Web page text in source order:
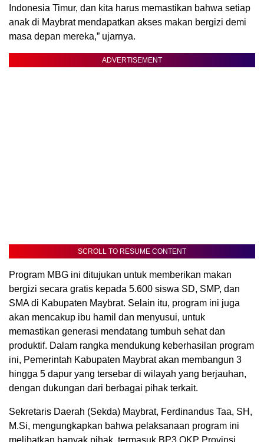
Indonesia Timur, dan kita harus memastikan bahwa setiap
anak di Maybrat mendapatkan akses makan bergizi demi
masa depan mereka,” ujarnya.
ADVERTISEMENT
SCROLL TO RESUME CONTENT
Program MBG ini ditujukan untuk memberikan makan
bergizi secara gratis kepada 5.600 siswa SD, SMP, dan
SMA di Kabupaten Maybrat. Selain itu, program ini juga
akan mencakup ibu hamil dan menyusui, untuk
memastikan generasi mendatang tumbuh sehat dan
produktif. Dalam rangka mendukung keberhasilan program
ini, Pemerintah Kabupaten Maybrat akan membangun 3
hingga 5 dapur yang tersebar di wilayah yang berjauhan,
dengan dukungan dari berbagai pihak terkait.
Sekretaris Daerah (Sekda) Maybrat, Ferdinandus Taa, SH,
M.Si, mengungkapkan bahwa pelaksanaan program ini